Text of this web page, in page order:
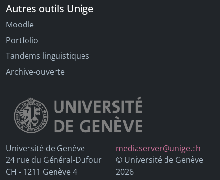
Autres outils Unige
Moodle
Portfolio
Tandems linguistiques
Archive-ouverte
Université de Genève
24 rue du Général-Dufour
CH - 1211 Genève 4
mediaserver@unige.ch
© Université de Genève
2026